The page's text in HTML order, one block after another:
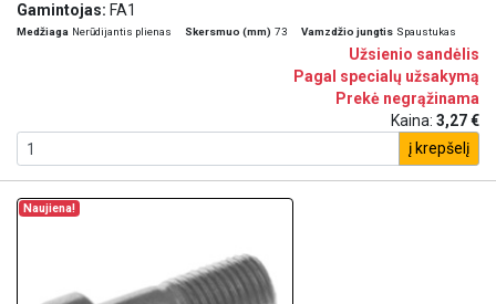
Gamintojas: FA1
Medžiaga Nerūdijantis plienas Skersmuo (mm) 73 Vamzdžio jungtis Spaustukas
Užsienio sandėlis
Pagal specialų užsakymą
Prekė negrąžinama
Kaina: 3,27 €
į krepšelį
Naujiena!